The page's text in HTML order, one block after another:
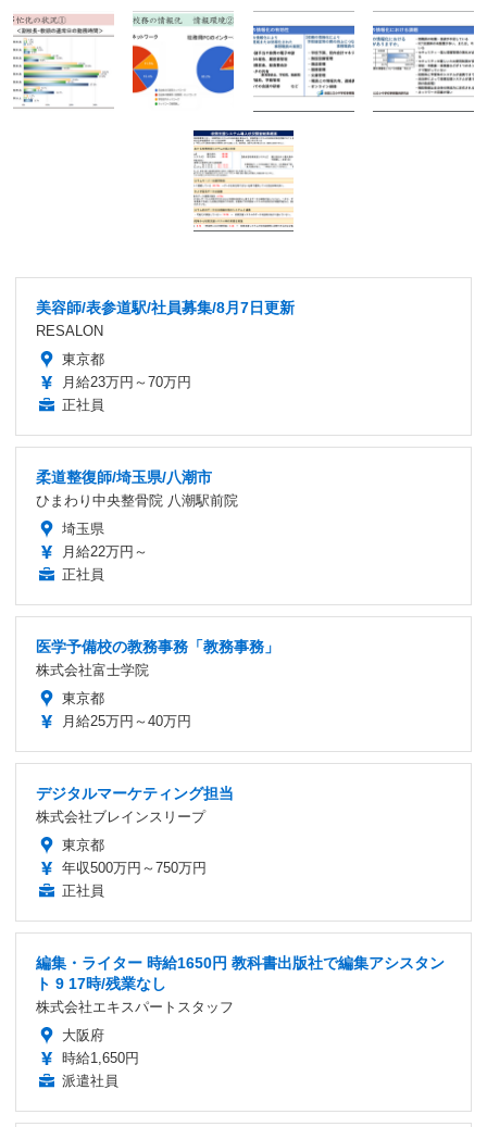
美容師/表参道駅/社員募集/8月7日更新
RESALON
東京都
月給23万円～70万円
正社員
柔道整復師/埼玉県/八潮市
ひまわり中央整骨院 八潮駅前院
埼玉県
月給22万円～
正社員
医学予備校の教務事務「教務事務」
株式会社富士学院
東京都
月給25万円～40万円
デジタルマーケティング担当
株式会社ブレインスリープ
東京都
年収500万円～750万円
正社員
編集・ライター 時給1650円 教科書出版社で編集アシスタン
ト 9 17時/残業なし
株式会社エキスパートスタッフ
大阪府
時給1,650円
派遣社員